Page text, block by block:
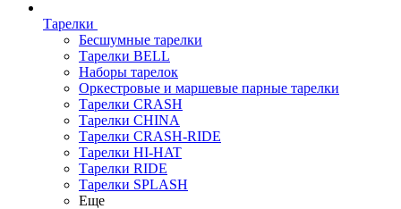
Тарелки
Бесшумные тарелки
Тарелки BELL
Наборы тарелок
Оркестровые и маршевые парные тарелки
Тарелки CRASH
Тарелки CHINA
Тарелки CRASH-RIDE
Тарелки HI-HAT
Тарелки RIDE
Тарелки SPLASH
Еще